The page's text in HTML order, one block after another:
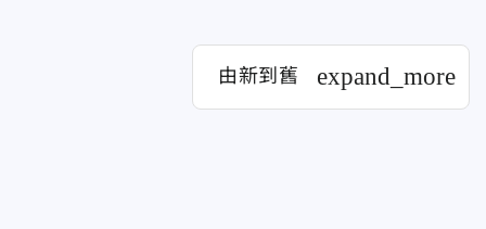
由新到舊 expand_more